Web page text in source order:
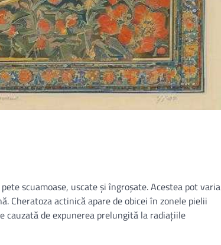
scuamoase, uscate și îngroșate. Acestea pot varia
Cheratoza actinică apare de obicei în zonele pielii
cauzată de expunerea prelungită la radiațiile